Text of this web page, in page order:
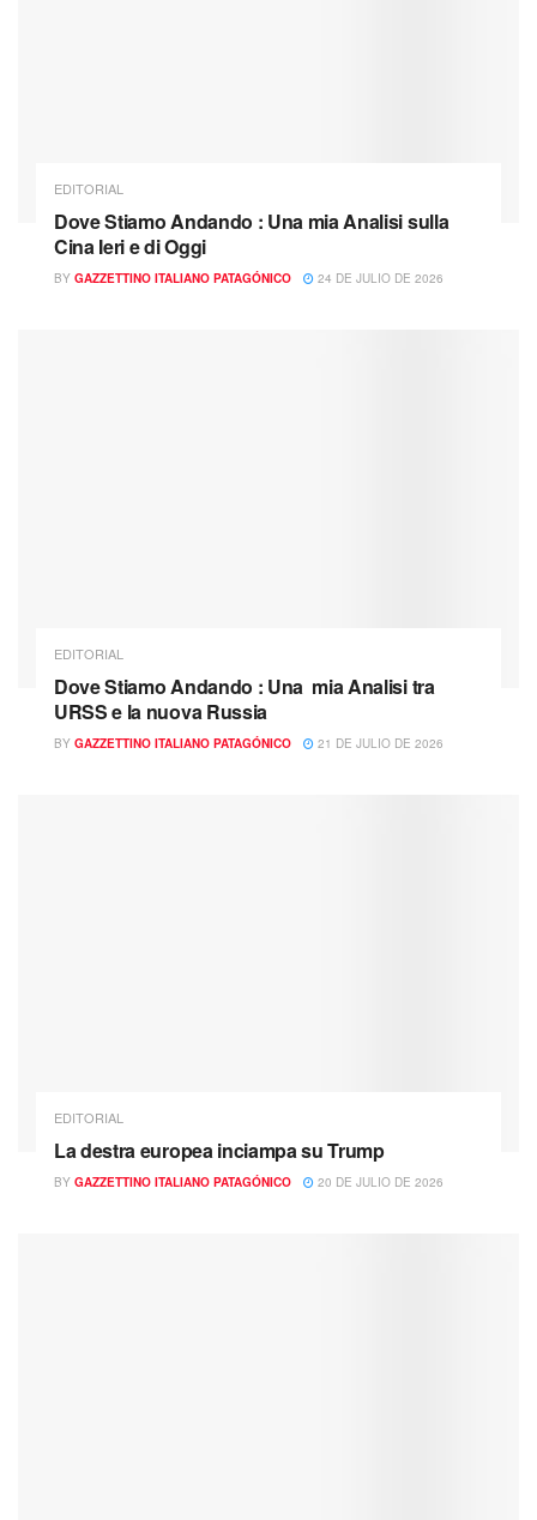
EDITORIAL
Dove Stiamo Andando : Una mia Analisi sulla
Cina Ieri e di Oggi
BY GAZZETTINO ITALIANO PATAGÓNICO 24 DE JULIO DE 2026
EDITORIAL
Dove Stiamo Andando : Una mia Analisi tra
URSS e la nuova Russia
BY GAZZETTINO ITALIANO PATAGÓNICO 21 DE JULIO DE 2026
EDITORIAL
La destra europea inciampa su Trump
BY GAZZETTINO ITALIANO PATAGÓNICO 20 DE JULIO DE 2026